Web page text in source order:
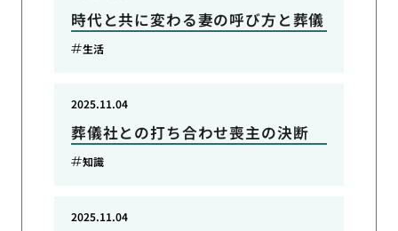
時代と共に変わる妻の呼び方と葬儀
生活
葬儀社との打ち合わせ喪主の決断
2025.11.04
知識
2025.11.04